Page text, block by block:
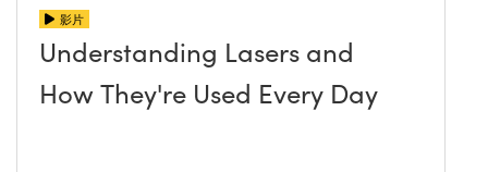
影片
Understanding Lasers and
How They're Used Every Day